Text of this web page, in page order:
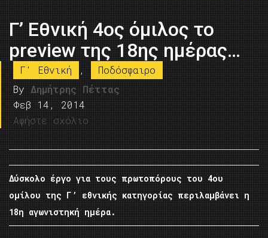
Γ’ Εθνική 4ος όμιλος το
preview της 18ης ημέρας…
Γ' Εθνική ,
Ποδόσφαιρο
By Δημήτρης Πέττας
Φεβ 14, 2014
Αφήστε σχόλιο
Δύσκολο έργο για τους πρωτοπόρους του 4ου
ομίλου της Γ’ εθνικής κατηγορίας περιλαμβάνει η
18η αγωνιστηκή ημέρα.